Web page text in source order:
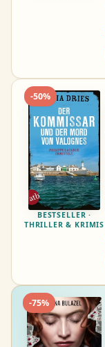
-50%
BESTSELLER ·
THRILLER & KRIMIS
-75%